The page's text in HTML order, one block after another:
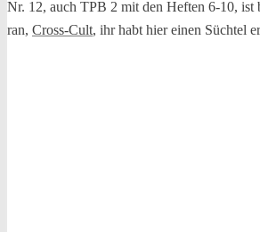
Nr. 12, auch TPB 2 mit den Heften 6-10, ist
ran, Cross-Cult, ihr habt hier einen Süchtel